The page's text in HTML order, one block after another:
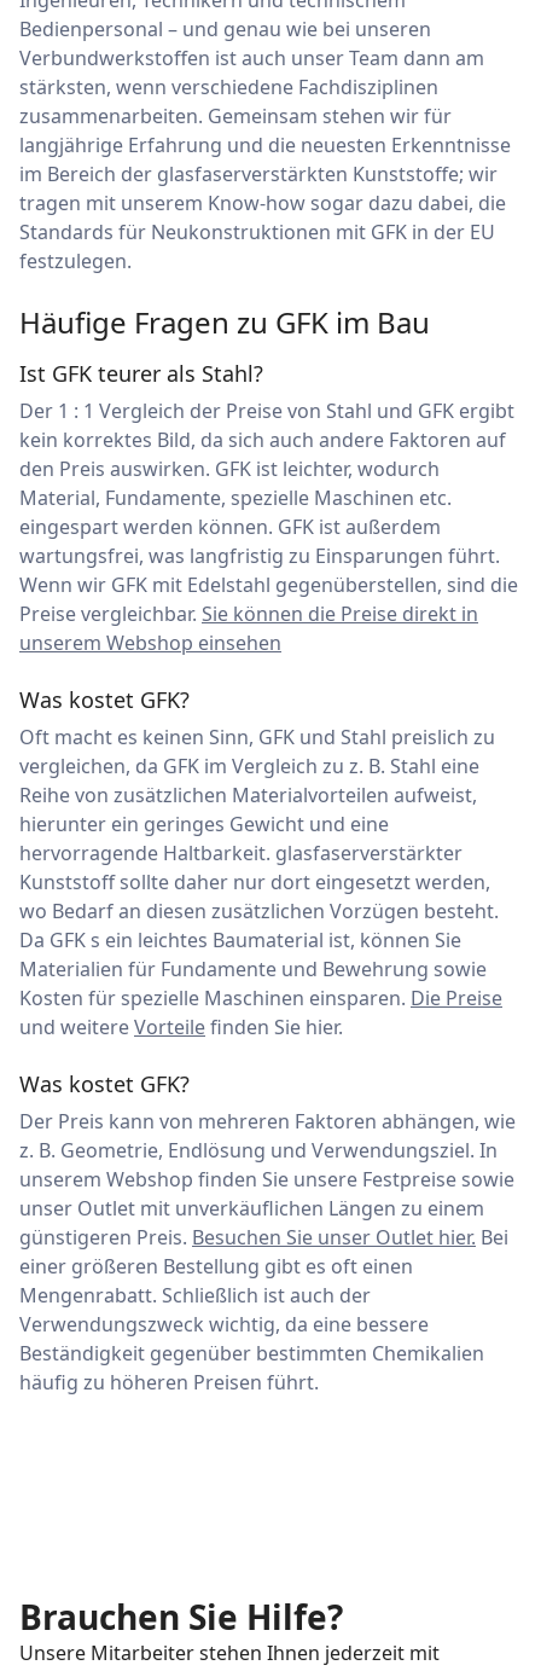
Bedienpersonal – und genau wie bei unseren
Verbundwerkstoffen ist auch unser Team dann am
stärksten, wenn verschiedene Fachdisziplinen
zusammenarbeiten. Gemeinsam stehen wir für
langjährige Erfahrung und die neuesten Erkenntnisse
im Bereich der glasfaserverstärkten Kunststoffe; wir
tragen mit unserem Know-how sogar dazu dabei, die
Standards für Neukonstruktionen mit GFK in der EU
festzulegen.
Häufige Fragen zu GFK im Bau
Ist GFK teurer als Stahl?
Der 1 : 1 Vergleich der Preise von Stahl und GFK ergibt
kein korrektes Bild, da sich auch andere Faktoren auf
den Preis auswirken. GFK ist leichter, wodurch
Material, Fundamente, spezielle Maschinen etc.
eingespart werden können. GFK ist außerdem
wartungsfrei, was langfristig zu Einsparungen führt.
Wenn wir GFK mit Edelstahl gegenüberstellen, sind die
Preise vergleichbar. Sie können die Preise direkt in
unserem Webshop einsehen
Was kostet GFK?
Oft macht es keinen Sinn, GFK und Stahl preislich zu
vergleichen, da GFK im Vergleich zu z. B. Stahl eine
Reihe von zusätzlichen Materialvorteilen aufweist,
hierunter ein geringes Gewicht und eine
hervorragende Haltbarkeit. glasfaserverstärkter
Kunststoff sollte daher nur dort eingesetzt werden,
wo Bedarf an diesen zusätzlichen Vorzügen besteht.
Da GFK s ein leichtes Baumaterial ist, können Sie
Materialien für Fundamente und Bewehrung sowie
Kosten für spezielle Maschinen einsparen. Die Preise
und weitereVorteilefinden Sie hier.
Was kostet GFK?
Der Preis kann von mehreren Faktoren abhängen, wie
z. B. Geometrie, Endlösung und Verwendungsziel. In
unserem Webshop finden Sie unsere Festpreise sowie
unser Outlet mit unverkäuflichen Längen zu einem
günstigeren Preis. Besuchen Sie unser Outlet hier. Bei
einer größeren Bestellung gibt es oft einen
Mengenrabatt. Schließlich ist auch der
Verwendungszweck wichtig, da eine bessere
Beständigkeit gegenüber bestimmten Chemikalien
häufig zu höheren Preisen führt.
Brauchen Sie Hilfe?
Unsere Mitarbeiter stehen Ihnen jederzeit mit